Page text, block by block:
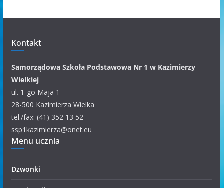
m
k
a
t
e
g
o
r
i
i
Kontakt
Samorządowa Szkoła Podstawowa Nr 1 w Kazimierzy
Wielkiej
ul. 1-go Maja 1
28-500 Kazimierza Wielka
tel./fax: (41) 352 13 52
ssp1kazimierza@onet.eu
Menu ucznia
Dzwonki